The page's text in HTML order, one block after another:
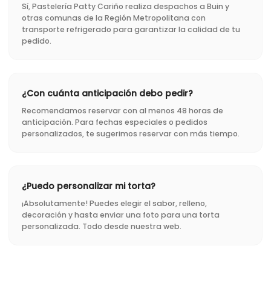
Sí, Pastelería Patty Cariño realiza despachos a Buin y
otras comunas de la Región Metropolitana con
transporte refrigerado para garantizar la calidad de tu
pedido.
¿Con cuánta anticipación debo pedir?
Recomendamos reservar con al menos 48 horas de
anticipación. Para fechas especiales o pedidos
personalizados, te sugerimos reservar con más tiempo.
¿Puedo personalizar mi torta?
¡Absolutamente! Puedes elegir el sabor, relleno,
decoración y hasta enviar una foto para una torta
personalizada. Todo desde nuestra web.